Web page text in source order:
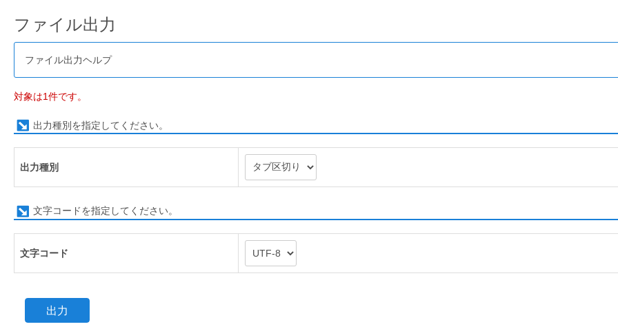
ファイル出力
ファイル出力ヘルプ
対象は1件です。
出力種別を指定してください。
出力種別
文字コードを指定してください。
文字コード